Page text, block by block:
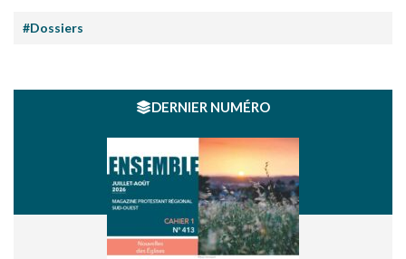
#Dossiers
DERNIER NUMÉRO